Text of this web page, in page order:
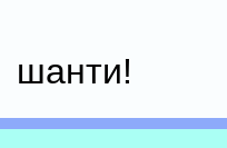
шанти!